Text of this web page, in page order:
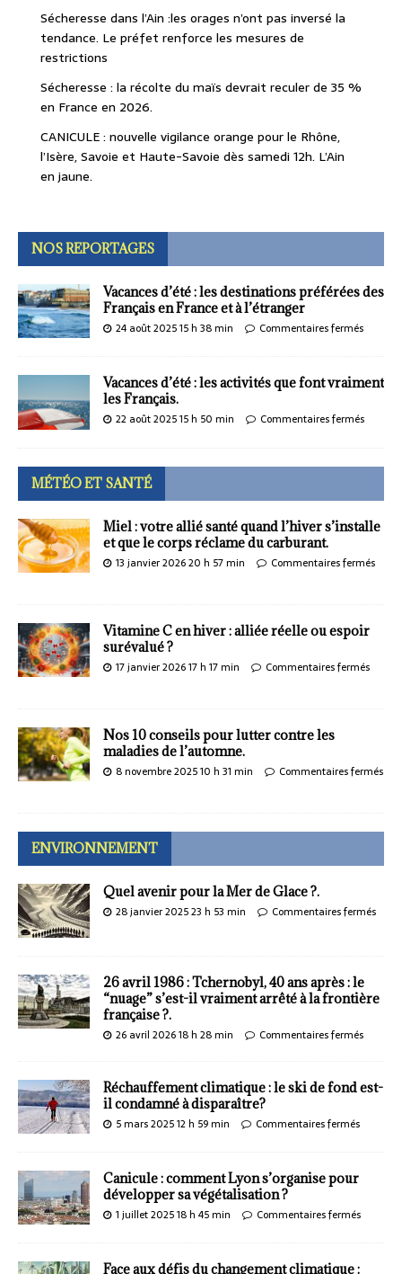
Sécheresse dans l’Ain :les orages n’ont pas inversé la
tendance. Le préfet renforce les mesures de
restrictions
Sécheresse : la récolte du maïs devrait reculer de 35 %
en France en 2026.
CANICULE : nouvelle vigilance orange pour le Rhône,
l’Isère, Savoie et Haute-Savoie dès samedi 12h. L’Ain
en jaune.
NOS REPORTAGES
Vacances d’été : les destinations préférées des
Français en France et à l’étranger
24 août 2025 15 h 38 min Commentaires fermés
Vacances d’été : les activités que font vraiment
les Français.
22 août 2025 15 h 50 min Commentaires fermés
MÉTÉO ET SANTÉ
Miel : votre allié santé quand l’hiver s’installe
et que le corps réclame du carburant.
13 janvier 2026 20 h 57 min Commentaires fermés
Vitamine C en hiver : alliée réelle ou espoir
surévalué ?
17 janvier 2026 17 h 17 min Commentaires fermés
Nos 10 conseils pour lutter contre les
maladies de l’automne.
8 novembre 2025 10 h 31 min Commentaires fermés
ENVIRONNEMENT
Quel avenir pour la Mer de Glace ?.
28 janvier 2025 23 h 53 min Commentaires fermés
26 avril 1986 : Tchernobyl, 40 ans après : le
“nuage” s’est-il vraiment arrêté à la frontière
française ?.
26 avril 2026 18 h 28 min Commentaires fermés
Réchauffement climatique : le ski de fond est-
il condamné à disparaître?
5 mars 2025 12 h 59 min Commentaires fermés
Canicule : comment Lyon s’organise pour
développer sa végétalisation ?
1 juillet 2025 18 h 45 min Commentaires fermés
Face aux défis du changement climatique :